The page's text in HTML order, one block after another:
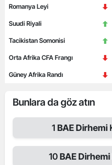
Romanya Leyi
Suudi Riyali
Tacikistan Somonisi
Orta Afrika CFA Frangı
Güney Afrika Randı
Bunlara da göz atın
1 BAE Dirhemi
10BAE Dirhemi